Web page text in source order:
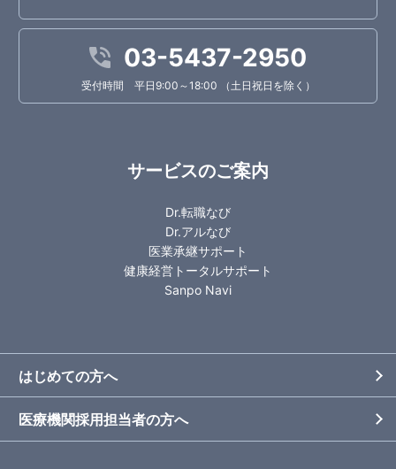
03-5437-2950
受付時間 平日9:00～18:00 （土日祝日を除く）
サービスのご案内
Dr.転職なび
Dr.アルなび
医業承継サポート
健康経営トータルサポート
Sanpo Navi
はじめての方へ
医療機関採用担当者の方へ